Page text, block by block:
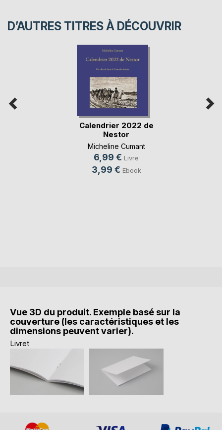
D’AUTRES TITRES À DÉCOUVRIR
Calendrier 2022 de
Nestor
Micheline Cumant
6,99 € Livre
3,99 € Ebook
Vue 3D du produit. Exemple basé sur la
couverture (les caractéristiques et les
dimensions peuvent varier).
Livret